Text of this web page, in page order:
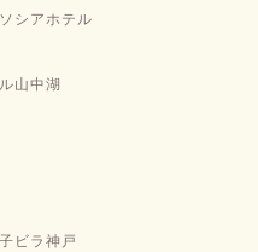
シアホテル
山中湖
ビラ神戸